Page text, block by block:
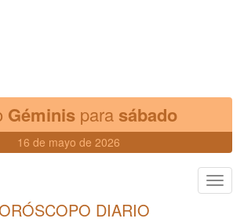
Géminis para sábado
16 de mayo de 2026
DIARIO